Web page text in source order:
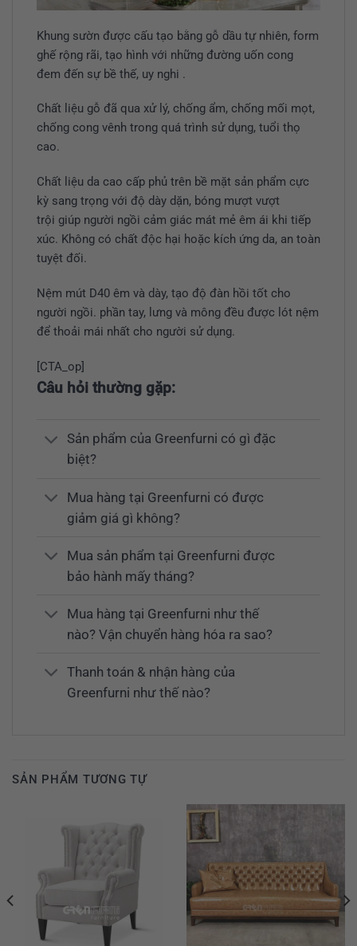
Khung sườn được cấu tạo bằng gỗ dầu tự nhiên, form
ghế rộng rãi, tạo hình với những đường uốn cong
đem đến sự bề thế, uy nghi .
Chất liệu gỗ đã qua xử lý, chống ẩm, chống mối mọt,
chống cong vênh trong quá trình sử dụng, tuổi thọ
cao.
Chất liệu da cao cấp phủ trên bề mặt sản phẩm cực
kỳ sang trọng với độ dày dặn, bóng mượt vượt
trội giúp người ngồi cảm giác mát mẻ êm ái khi tiếp
xúc. Không có chất độc hại hoặc kích ứng da, an toàn
tuyệt đối.
Nệm mút D40 êm và dày, tạo độ đàn hồi tốt cho
người ngồi. phần tay, lưng và mông đều được lót nệm
để thoải mái nhất cho người sử dụng.
[CTA_op]
Câu hỏi thường gặp:
Sản phẩm của Greenfurni có gì đặc
biệt?
Mua hàng tại Greenfurni có được
giảm giá gì không?
Mua sản phẩm tại Greenfurni được
bảo hành mấy tháng?
Mua hàng tại Greenfurni như thế
nào? Vận chuyển hàng hóa ra sao?
Thanh toán & nhận hàng của
Greenfurni như thế nào?
SẢN PHẨM TƯƠNG TỰ